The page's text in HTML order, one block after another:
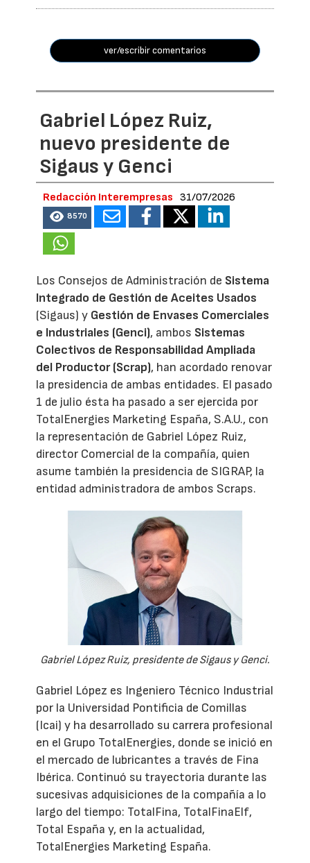
ver/escribir comentarios
Gabriel López Ruiz,
nuevo presidente de
Sigaus y Genci
Redacción Interempresas 31/07/2026
8570
Los Consejos de Administración de Sistema
Integrado de Gestión de Aceites Usados
(Sigaus) y Gestión de Envases Comerciales
e Industriales (Genci), ambos Sistemas
Colectivos de Responsabilidad Ampliada
del Productor (Scrap), han acordado renovar
la presidencia de ambas entidades. El pasado
1 de julio ésta ha pasado a ser ejercida por
TotalEnergies Marketing España, S.A.U., con
la representación de Gabriel López Ruiz,
director Comercial de la compañía, quien
asume también la presidencia de SIGRAP, la
entidad administradora de ambos Scraps.
Gabriel López Ruiz, presidente de Sigaus y Genci.
Gabriel López es Ingeniero Técnico Industrial
por la Universidad Pontificia de Comillas
(Icai) y ha desarrollado su carrera profesional
en el Grupo TotalEnergies, donde se inició en
el mercado de lubricantes a través de Fina
Ibérica. Continuó su trayectoria durante las
sucesivas adquisiciones de la compañía a lo
largo del tiempo: TotalFina, TotalFinaElf,
Total España y, en la actualidad,
TotalEnergies Marketing España.